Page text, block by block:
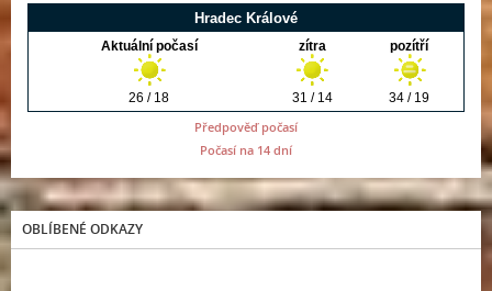
Předpověď počasí
Počasí na 14 dní
OBLÍBENÉ ODKAZY